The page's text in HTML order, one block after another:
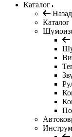
Каталог
Назад
Каталог